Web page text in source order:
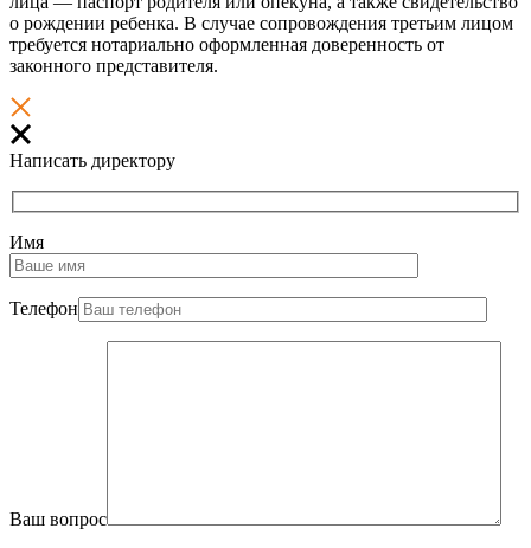
о рождении ребенка. В случае сопровождения третьим лицом
требуется нотариально оформленная доверенность от
законного представителя.
Написать директору
Имя
Телефон
Ваш вопрос